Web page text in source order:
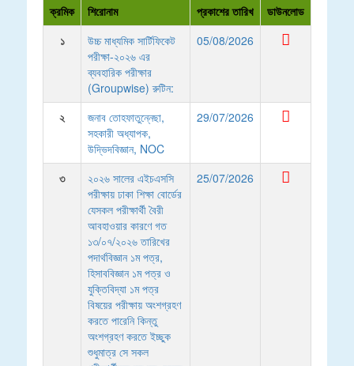
ক্রমিক শিরোনাম প্রকাশের তারিখ
ডাউনলোড
১
উচ্চ মাধ্যমিক সার্টিফিকেট
পরীক্ষা-২০২৬ এর
ব্যবহারিক পরীক্ষার
(Groupwise) রুটিন:
05/08/2026
২
জনাব তোহফাতুন্নেছা,
সহকারী অধ্যাপক,
উদ্ভিদবিজ্ঞান, NOC
29/07/2026
৩
২০২৬ সালের এইচএসসি
পরীক্ষায় ঢাকা শিক্ষা বোর্ডের
যেসকল পরীক্ষার্থী বৈরী
আবহাওয়ার কারণে গত
১৩/০৭/২০২৬ তারিখের
পদার্থবিজ্ঞান ১ম পত্র,
হিসাববিজ্ঞান ১ম পত্র ও
যুক্তিবিদ্যা ১ম পত্র
বিষয়ের পরীক্ষায় অংশগ্রহণ
করতে পারেনি কিন্তু
অংশগ্রহণ করতে ইচ্ছুক
শুধুমাত্র সে সকল
25/07/2026